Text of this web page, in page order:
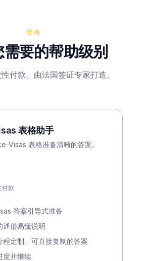
价格
要的帮助级别
付款。由法国签证专家打造。
表格助手
Visas 表格准备清晰的答案。
付款
答案引导式准备
通俗易懂说明
程定制、可直接复制的答案
度并继续